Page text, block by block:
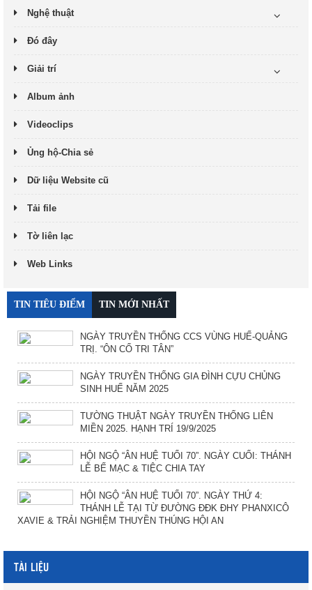
Nghệ thuật
Đó đây
Giải trí
Album ảnh
Videoclips
Ủng hộ-Chia sẻ
Dữ liệu Website cũ
Tải file
Tờ liên lạc
Web Links
TIN TIÊU ĐIỂM TIN MỚI NHẤT
NGÀY TRUYỀN THỐNG CCS VÙNG HUẾ-QUẢNG
TRỊ. “ÔN CỐ TRI TÂN”
NGÀY TRUYỀN THỐNG GIA ĐÌNH CỰU CHỦNG
SINH HUẾ NĂM 2025
TƯỜNG THUẬT NGÀY TRUYỀN THỐNG LIÊN
MIỀN 2025. HẠNH TRÍ 19/9/2025
HỘI NGỘ “ÂN HUỆ TUỔI 70”. NGÀY CUỐI: THÁNH
LỄ BẾ MẠC & TIỆC CHIA TAY
HỘI NGỘ “ÂN HUỆ TUỔI 70”. NGÀY THỨ 4:
THÁNH LỄ TẠI TỪ ĐƯỜNG ĐĐK ĐHY PHANXICÔ
XAVIE & TRẢI NGHIỆM THUYỀN THÚNG HỘI AN
TÀI LIỆU